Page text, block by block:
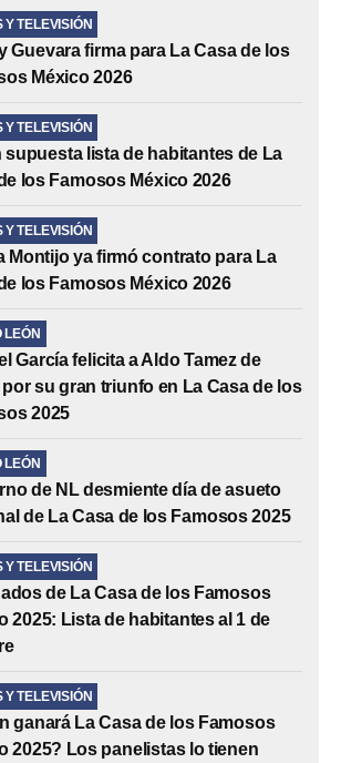
Y TELEVISIÓN
Guevara firma para La Casa de los
México 2026
Y TELEVISIÓN
supuesta lista de habitantes de La
los Famosos México 2026
Y TELEVISIÓN
Montijo ya firmó contrato para La
los Famosos México 2026
LEÓN
García felicita a Aldo Tamez de
por su gran triunfo en La Casa de los
2025
LEÓN
de NL desmiente día de asueto
de La Casa de los Famosos 2025
Y TELEVISIÓN
de La Casa de los Famosos
2025: Lista de habitantes al 1 de
Y TELEVISIÓN
ganará La Casa de los Famosos
2025? Los panelistas lo tienen